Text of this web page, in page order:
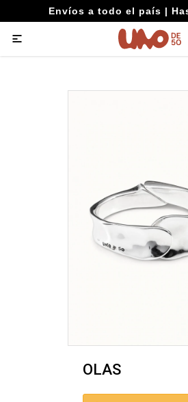
Envíos a todo el país |

OLAS